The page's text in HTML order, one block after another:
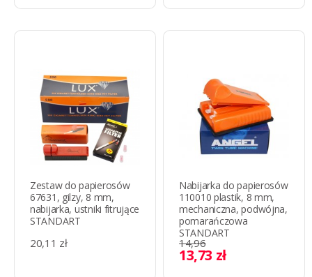
Zestaw do papierosów
67631, gilzy, 8 mm,
nabijarka, ustniki fitrujące
STANDART
20,11 zł
Nabijarka do papierosów
110010 plastik, 8 mm,
mechaniczna, podwójna,
pomarańczowa
STANDART
14,96
13,73 zł